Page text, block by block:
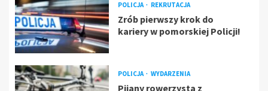
POLICJA REKRUTACJA
Zrób pierwszy krok do
kariery w pomorskiej Policji!
POLICJA WYDARZENIA
Pijany rowerzysta z